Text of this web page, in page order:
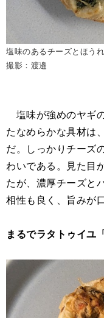
塩味のあるチーズとほう
撮影：渡邉
塩味が強めのヤギ
たなめらかな具材は
だ。しっかりチーズ
わいである。見た目
たが、濃厚チーズと
相性も良く、旨みが
まるでラタトゥイユ